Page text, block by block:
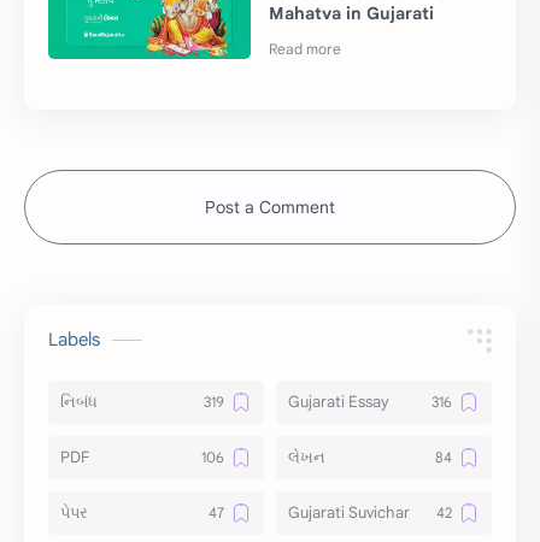
Mahatva in Gujarati
Post a Comment
Labels
નિબંધ Gujarati Essay
PDF લેખન
પેપર Gujarati Suvichar